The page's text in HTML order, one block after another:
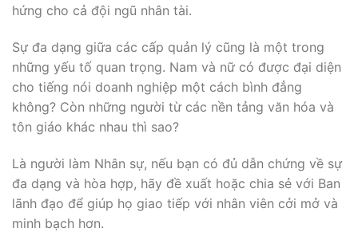
hứng cho cả đội ngũ nhân tài.
Sự đa dạng giữa các cấp quản lý cũng là một trong
những yếu tố quan trọng. Nam và nữ có được đại diện
cho tiếng nói doanh nghiệp một cách bình đẳng
không? Còn những người từ các nền tảng văn hóa và
tôn giáo khác nhau thì sao?
Là người làm Nhân sự, nếu bạn có đủ dẫn chứng về sự
đa dạng và hòa hợp, hãy đề xuất hoặc chia sẻ với Ban
lãnh đạo để giúp họ giao tiếp với nhân viên cởi mở và
minh bạch hơn.